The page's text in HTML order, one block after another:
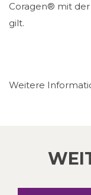
Coragen® mit
gilt.
Weitere